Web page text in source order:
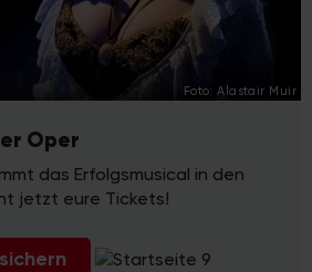
Foto: Alastair Muir
Oper
das Erfolgsmusical in den
jetzt eure Tickets!